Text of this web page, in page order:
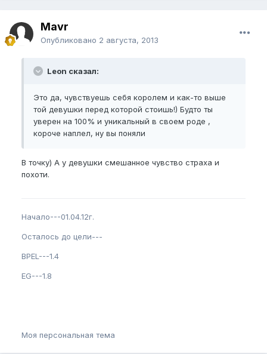
Mavr
Опубликовано 2 августа, 2013
Leon сказал:
Это да, чувствуешь себя королем и как-то выше
той девушки перед которой стоишь!) Будто ты
уверен на 100% и уникальный в своем роде ,
короче наплел, ну вы поняли
В точку) А у девушки смешанное чувство страха и
похоти.
Начало---01.04.12г.
Осталось до цели---
BPEL---1.4
EG---1.8
Моя персональная тема